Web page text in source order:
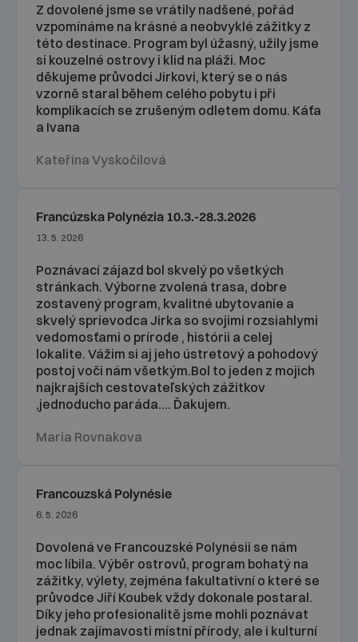
Z dovolené jsme se vrátily nadšené, pořád
vzpomínáme na krásné a neobvyklé zážitky z
této destinace. Program byl úžasný, užily jsme
si kouzelné ostrovy i klid na pláži. Moc
děkujeme průvodci Jirkovi, který se o nás
vzorně staral během celého pobytu i při
komplikacích se zrušeným odletem domu. Káťa
a Ivana
Kateřina Vyskočilová
Francúzska Polynézia 10.3.-28.3.2026
13. 5. 2026
Poznávací zájazd bol skvelý po všetkých
stránkach. Výborne zvolená trasa, dobre
zostavený program, kvalitné ubytovanie a
skvelý sprievodca Jirka so svojimi rozsiahlymi
vedomosťami o prírode , histórii a celej
lokalite. Vážim si aj jeho ústretový a pohodový
postoj voči nám všetkým.Bol to jeden z mojich
najkrajších cestovateľských zážitkov
,jednoducho paráda.... Ďakujem.
Maria Rovnakova
Francouzská Polynésie
6. 5. 2026
Dovolená ve Francouzské Polynésii se nám
moc líbila. Výběr ostrovů, program bohatý na
zážitky, výlety, zejména fakultativní o které se
průvodce Jiří Koubek vždy dokonale postaral.
Díky jeho profesionalitě jsme mohli poznávat
jednak zajímavosti místní přírody, ale i kulturní